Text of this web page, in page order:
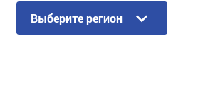
Выберите регион